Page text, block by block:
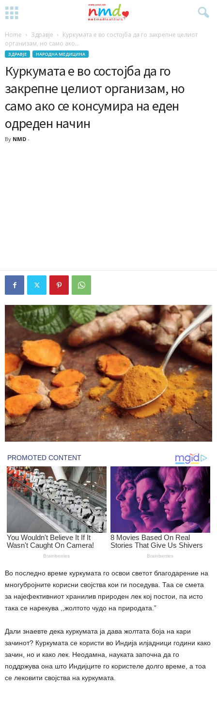
Home Здравје
Куркумата е во состојба да го закрепне целиот
организам, но само ако...
ЗДРАВЈЕ НАРОДНА МЕДИЦИНА
Куркумата е во состојба да го
закрепне целиот организам, но
само ако се консумира на еден
одреден начин
By NMD -
Во последно време куркумата го освои светот благодарение на
многубројните корисни својства кои ги поседува. Таа се смета
за најефективниот хранилив природен лек кој постои, па исто
така се нарекува ,,жолтото чудо на природата.”
Дали знаевте дека куркумата ја дава жолтата боја на кари
зачинот? Куркумата се користи во Индија илјадници години како
зачин, но и како лек. Неодамна, науката започна да го
поддржува она што Индијците го користеле долго време, а тоа
се лековити својства на куркумата.